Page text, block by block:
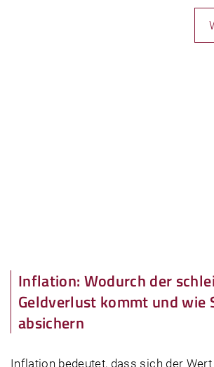
Inflation: Wodurch der
Geldverlust kommt und wie
absichern
Inflation bedeutet, dass sich der